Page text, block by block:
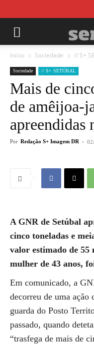
Início Sociedade // S+
Sociedade // S+ SETÚBAL
Mais de
de amêijoa-
Por Redação S+ Imagem DR -
A GNR de Setúbal
cinco toneladas e
valor estimado de
mulher de 43 anos,
Em comunicado, a
decorreu de uma ação
guarda do Posto
passado, quando
“trasfega de mais de